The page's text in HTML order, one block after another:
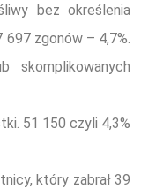
bez określenia
697 zgonów – 4,7%.
skomplikowanych
51 150 czyli 4,3%
który zabrał 39